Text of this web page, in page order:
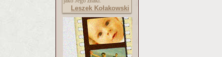
Leszek Kołakowski